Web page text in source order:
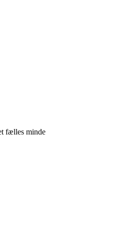
fælles minde